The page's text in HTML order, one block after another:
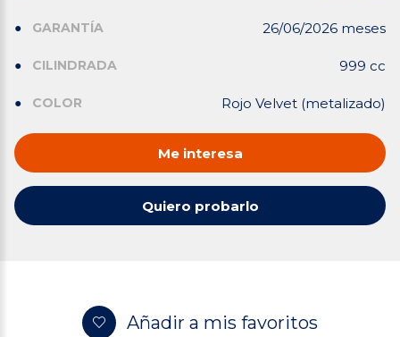
GARANTÍA 26/06/2026 meses
CILINDRADA 999 cc
COLOR Rojo Velvet (metalizado)
Me interesa
Quiero probarlo
Añadir a mis favoritos